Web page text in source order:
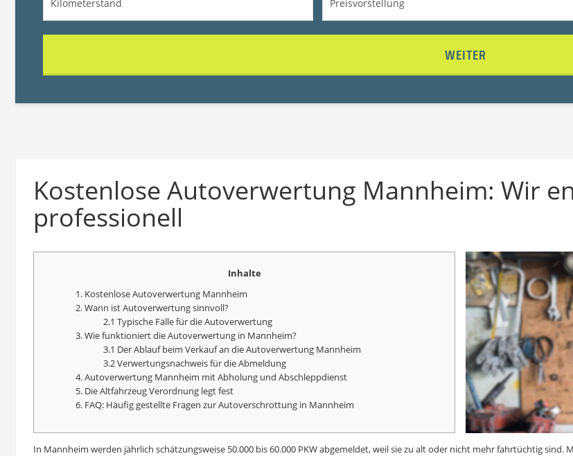
WEITER
Kostenlose Autoverwertung Mannheim: Wir
professionell
Inhalte
1. Kostenlose Autoverwertung Mannheim
2. Wann ist Autoverwertung sinnvoll?
2.1 Typische Fälle für die Autoverwertung
3. Wie funktioniert die Autoverwertung in Mannheim?
3.1 Der Ablauf beim Verkauf an die Autoverwertung Mannheim
3.2 Verwertungsnachweis für die Abmeldung
4. Autoverwertung Mannheim mit Abholung und Abschleppdienst
5. Die Altfahrzeug Verordnung legt fest
6. FAQ: Häufig gestellte Fragen zurAutoverschrottung in Mannheim
In Mannheim werden jährlich schätzungsweise 50.000 bis 60.000 PKW abgemeldet, weil sie zu alt oder nicht mehr fahrtüchtig